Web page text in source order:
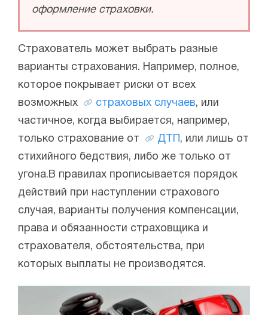
оформление страховки.
Страхователь может выбрать разные
варианты страхования. Например, полное,
которое покрывает риски от всех
возможных
страховых случаев, или
частичное, когда выбирается, например,
только страхование от
ДТП , или лишь от
стихийного бедствия, либо же только от
угона.В правилах прописывается порядок
действий при наступлении страхового
случая, варианты получения компенсации,
права и обязанности страховщика и
страхователя, обстоятельства, при
которых выплаты не производятся.